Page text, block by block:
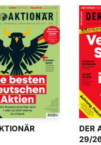
DER
29/